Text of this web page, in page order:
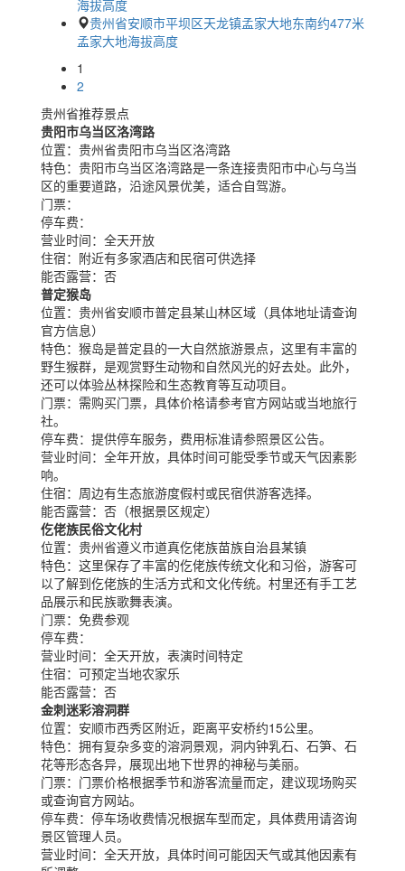
海拔高度
贵州省安顺市平坝区天龙镇孟家大地东南约477米
孟家大地海拔高度
1
2
贵州省推荐景点
贵阳市乌当区洛湾路
位置： 贵州省贵阳市乌当区洛湾路
特色： 贵阳市乌当区洛湾路是一条连接贵阳市中心与乌当
区的重要道路，沿途风景优美，适合自驾游。
门票：
停车费：
营业时间： 全天开放
住宿： 附近有多家酒店和民宿可供选择
能否露营： 否
普定猴岛
位置： 贵州省安顺市普定县某山林区域（具体地址请查询
官方信息）
特色： 猴岛是普定县的一大自然旅游景点，这里有丰富的
野生猴群，是观赏野生动物和自然风光的好去处。此外，
还可以体验丛林探险和生态教育等互动项目。
门票： 需购买门票，具体价格请参考官方网站或当地旅行
社。
停车费： 提供停车服务，费用标准请参照景区公告。
营业时间： 全年开放，具体时间可能受季节或天气因素影
响。
住宿： 周边有生态旅游度假村或民宿供游客选择。
能否露营： 否（根据景区规定）
仡佬族民俗文化村
位置： 贵州省遵义市道真仡佬族苗族自治县某镇
特色： 这里保存了丰富的仡佬族传统文化和习俗，游客可
以了解到仡佬族的生活方式和文化传统。村里还有手工艺
品展示和民族歌舞表演。
门票： 免费参观
停车费：
营业时间： 全天开放，表演时间特定
住宿： 可预定当地农家乐
能否露营： 否
金刺迷彩溶洞群
位置： 安顺市西秀区附近，距离平安桥约15公里。
特色： 拥有复杂多变的溶洞景观，洞内钟乳石、石笋、石
花等形态各异，展现出地下世界的神秘与美丽。
门票： 门票价格根据季节和游客流量而定，建议现场购买
或查询官方网站。
停车费： 停车场收费情况根据车型而定，具体费用请咨询
景区管理人员。
营业时间： 全天开放，具体时间可能因天气或其他因素有